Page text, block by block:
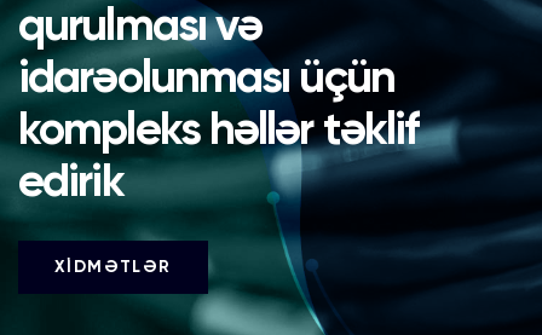
qurulması və
idarəolunması üçün
kompleks həllər təklif
edirik
XİDMƏTLƏR